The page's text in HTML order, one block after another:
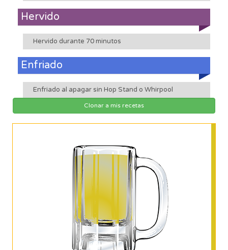
Hervido
Hervido durante 70 minutos
Enfriado
Enfriado al apagar sin Hop Stand o Whirpool
Clonar a mis recetas